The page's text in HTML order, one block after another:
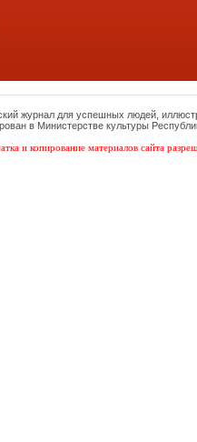
журнал для успешных людей,
в Министерстве культуры
и копирование материалов сайта